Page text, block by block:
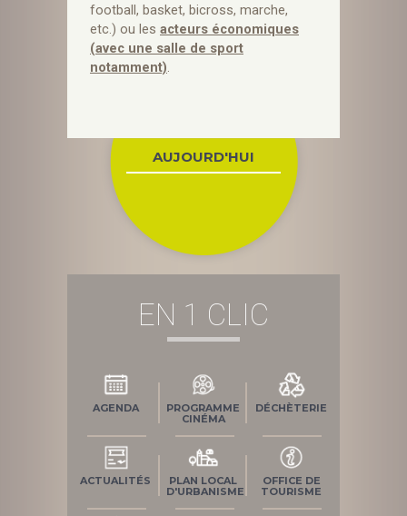
football, basket, bicross, marche,
etc.) ou les acteurs économiques
(avec une salle de sport
notamment).
AUJOURD'HUI
EN 1 CLIC
AGENDA
PROGRAMME
CINÉMA
DÉCHÈTERIE
ACTUALITÉS
PLAN LOCAL
D'URBANISME
OFFICE DE
TOURISME